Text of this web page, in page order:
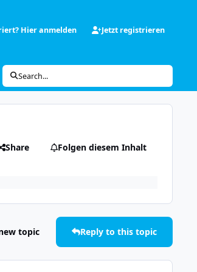
Hier anmelden Jetzt registrieren
Search...
Share Folgen diesem Inhalt
topic Reply to this topic